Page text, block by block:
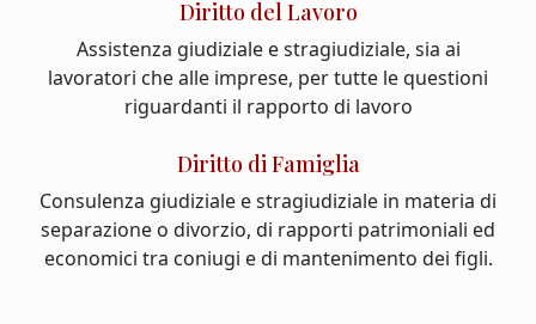
Diritto del Lavoro
Assistenza giudiziale e stragiudiziale, sia ai
lavoratori che alle imprese, per tutte le questioni
riguardanti il rapporto di lavoro
Diritto di Famiglia
Consulenza giudiziale e stragiudiziale in materia di
separazione o divorzio, di rapporti patrimoniali ed
economici tra coniugi e di mantenimento dei figli.